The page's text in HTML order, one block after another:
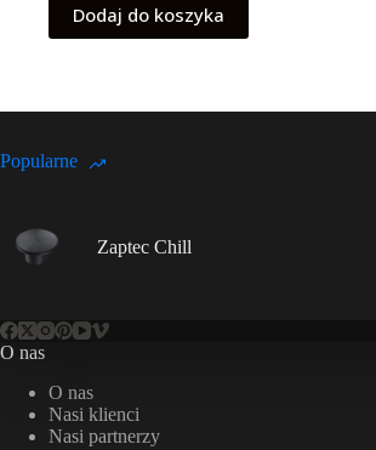
Dodaj do koszyka
Popularne
Zaptec Chill
O nas
O nas
Nasi klienci
Nasi partnerzy